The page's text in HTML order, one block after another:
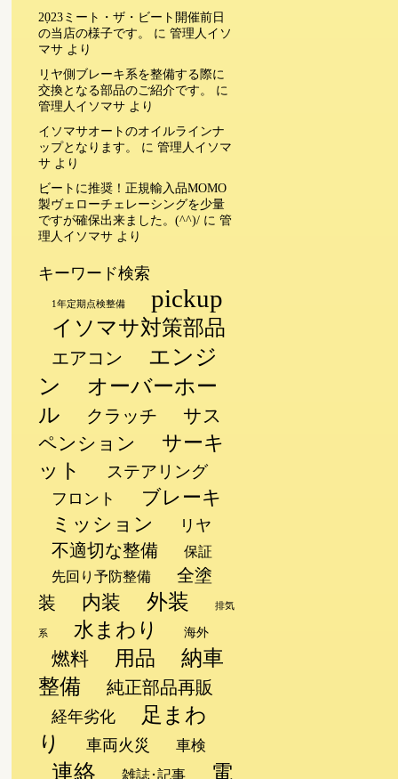
2023ミート・ザ・ビート開催前日
の当店の様子です。
に 管理人イソ
マサ より
リヤ側ブレーキ系を整備する際に
交換となる部品のご紹介です。
に
管理人イソマサ より
イソマサオートのオイルラインナ
ップとなります。
に 管理人イソマ
サ より
ビートに推奨！正規輸入品MOMO
製ヴェローチェレーシングを少量
ですが確保出来ました。(^^)/ に 管
理人イソマサ より
キーワード検索
1年定期点検整備 pickup
イソマサ対策部品
エアコン
エンジ
ン
オーバーホー
ル
クラッチ
サス
ペンション
サーキ
ット
ステアリング
フロント
ブレーキ
ミッション
リヤ
不適切な整備
保証
先回り予防整備
全塗
装
内装 外装 排気
系 水まわり 海外
燃料 用品
納車
整備
純正部品再販
経年劣化
足まわ
り
車両火災 車検
連絡 雑誌･記事 電